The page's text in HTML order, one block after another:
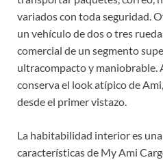
variados con toda seguridad.
un vehículo de dos o tres
comercial de un segmento
ultracompacto y maniobrable.
conserva el look atípico de
desde el primer vistazo.
La habitabilidad interior es
características de My Ami